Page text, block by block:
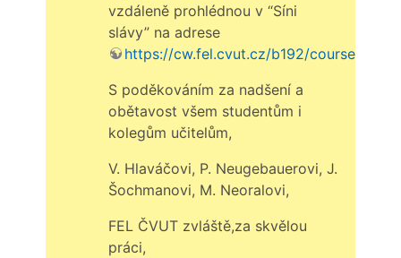
vzdáleně prohlédnou v “Síni
slávy” na adrese
https://cw.fel.cvut.cz/b192/courses/
S poděkováním za nadšení a
obětavost všem studentům i
kolegům učitelům,
V. Hlaváčovi, P. Neugebauerovi, J.
Šochmanovi, M. Neoralovi,
FEL ČVUT zvláště,za skvělou
práci,